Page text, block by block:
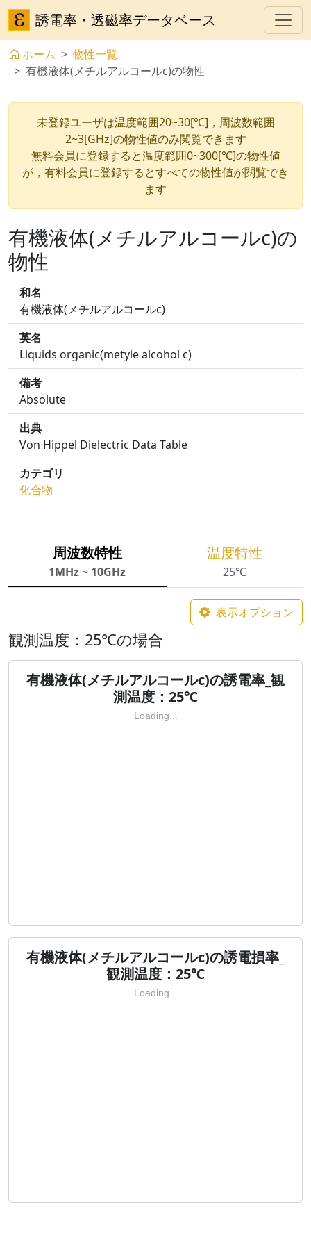
誘電率・透磁率データベース
ホーム
物性一覧
有機液体(メチルアルコールc)の物性
未登録ユーザは温度範囲20~30[℃]，周波数範囲
2~3[GHz]の物性値のみ閲覧できます
無料会員に登録すると温度範囲0~300[℃]の物性値
が，有料会員に登録するとすべての物性値が閲覧でき
ます
有機液体(メチルアルコールc)の
物性
和名
有機液体(メチルアルコールc)
英名
Liquids organic(metyle alcohol c)
備考
Absolute
出典
Von Hippel Dielectric Data Table
カテゴリ
化合物
周波数特性
1MHz ~ 10GHz
温度特性
25℃
表示オプション
観測温度：25℃の場合
有機液体(メチルアルコールc)の誘電率_観
測温度：25℃
Loading...
有機液体(メチルアルコールc)の誘電損率_
観測温度：25℃
Loading...